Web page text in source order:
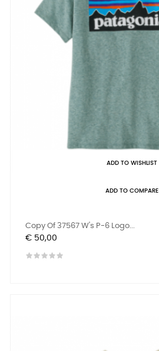
ADD TO WISHLIST
ADD TO COMPARE
Copy Of 37567 W's P-6 Logo...
Prijs
€ 50,00